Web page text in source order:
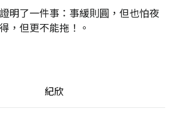
明了一件事：事緩則圓，但也怕夜
，但更不能拖！。
紀欣